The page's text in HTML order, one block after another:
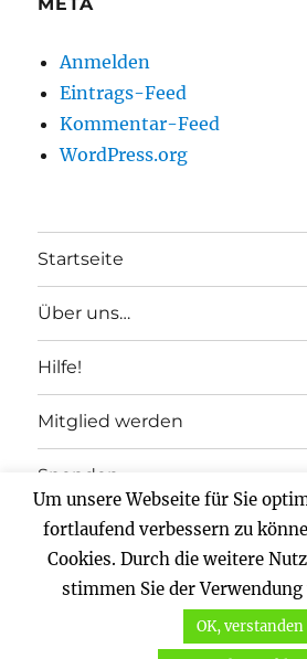
Anmelden
Eintrags-Feed
Kommentar-Feed
WordPress.org
Startseite
Über uns…
Hilfe!
Mitglied werden
Spenden
Impressum
Datenschutz
Mit Stolz präsentiert
Um unsere Webseite für Sie
fortlaufend verbessern zu
Cookies. Durch die weitere
stimmen Sie der Verwendung
OK, verstanden